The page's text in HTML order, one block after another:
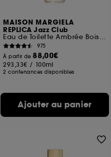
MAISON MARGIELA
REPLICA Jazz Club
Eau de Toilette Ambrée Boisée Rechargeable Mixte
975
À partir de88,00€
293,33€ / 100ml
2 contenances disponibles
Ajouter au panier